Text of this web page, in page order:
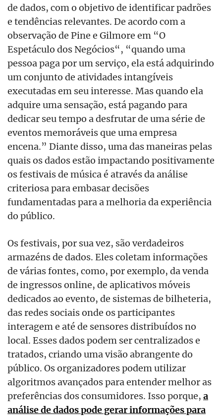
de dados, com o objetivo de identificar padrões
e tendências relevantes. De acordo com a
observação de Pine e Gilmore em “O
Espetáculo dos Negócios“, “quando uma
pessoa paga por um serviço, ela está adquirindo
um conjunto de atividades intangíveis
executadas em seu interesse. Mas quando ela
adquire uma sensação, está pagando para
dedicar seu tempo a desfrutar de uma série de
eventos memoráveis que uma empresa
encena.” Diante disso, uma das maneiras pelas
quais os dados estão impactando positivamente
os festivais de música é através da análise
criteriosa para embasar decisões
fundamentadas para a melhoria da experiência
do público. ​​
Os festivais, por sua vez, são verdadeiros
armazéns de dados. Eles coletam informações
de várias fontes, como, por exemplo, da venda
de ingressos online, de aplicativos móveis
dedicados ao evento, de sistemas de bilheteria,
das redes sociais onde os participantes
interagem e até de sensores distribuídos no
local. Esses dados podem ser centralizados e
tratados, criando uma visão abrangente do
público. Os organizadores podem utilizar
algoritmos avançados para entender melhor as
preferências dos consumidores. Isso porque, a
análise de dados pode gerar informações para